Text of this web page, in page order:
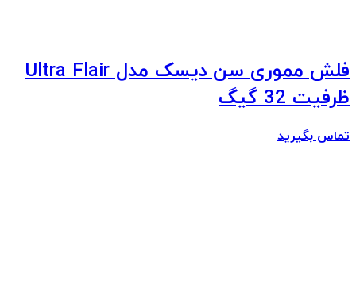
فلش مموری سن دیسک مدل Ultra Flair
ظرفیت 32 گیگ
تماس بگیرید